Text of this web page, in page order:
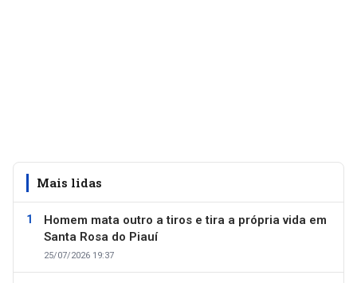
Mais lidas
Homem mata outro a tiros e tira a própria vida em
Santa Rosa do Piauí
25/07/2026 19:37